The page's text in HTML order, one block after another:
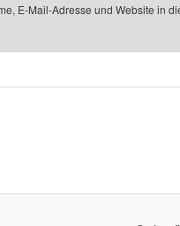
E-Mail-Adresse und Website in